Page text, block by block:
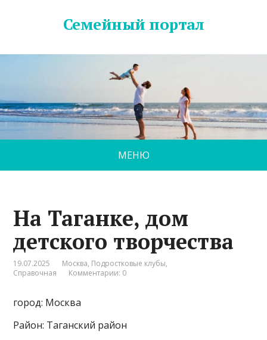
Семейный портал
МЕНЮ
На Таганке, дом
детского творчества
19.07.2025 Москва, Подростковые клубы,
Справочная
Комментарии: 0
город: Москва
Район: Таганский район